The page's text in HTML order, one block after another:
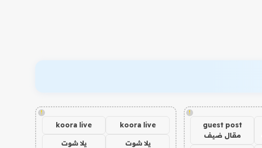
!
guest post
مقال ضيف
!
koora live
koora live
يلا شوت يلا شوت